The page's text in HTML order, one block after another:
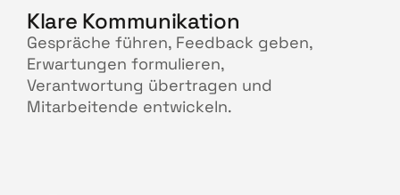
Klare Kommunikation
Gespräche führen, Feedback geben,
Erwartungen formulieren,
Verantwortung übertragen und
Mitarbeitende entwickeln.